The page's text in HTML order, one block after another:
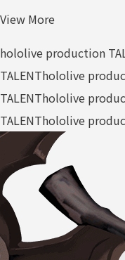
View More
hololive production
TALENThololive
TALENThololive
TALENThololive